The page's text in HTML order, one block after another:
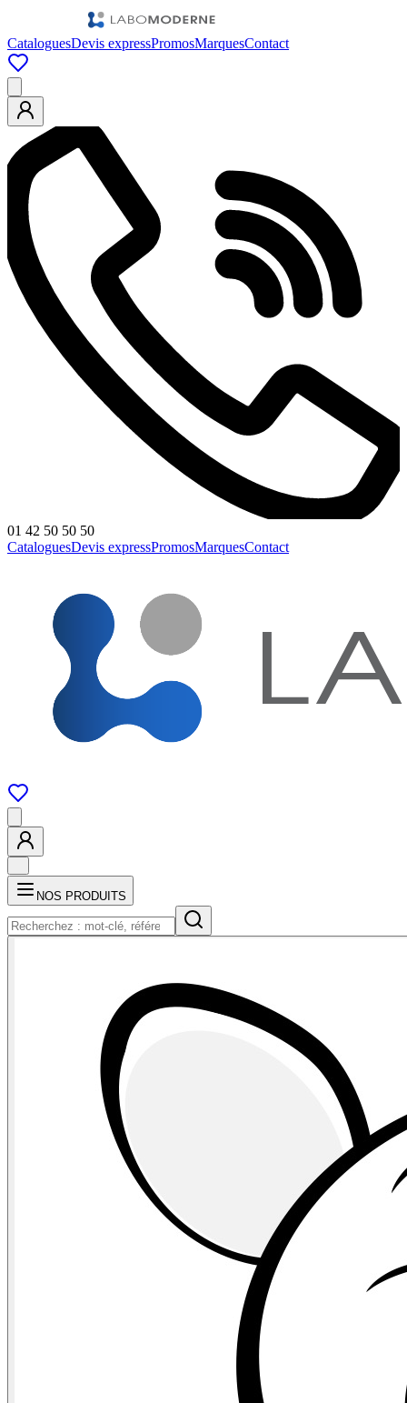
CataloguesDevis expressPromosMarquesContact
01 42 50 50 50
CataloguesDevis expressPromosMarquesContact
NOS PRODUITS